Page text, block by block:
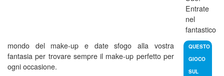
QUESTO
GIOCO
SUL
Entrate
nel
fantastico
mondo del make-up e date sfogo alla vostra
fantasia per trovare sempre il make-up perfetto per
ogni occasione.